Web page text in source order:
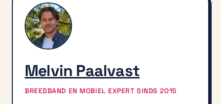
Melvin Paalvast
BREEDBAND EN MOBIEL EXPERT SINDS 2015